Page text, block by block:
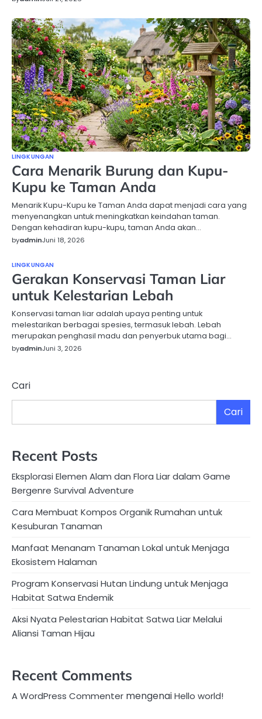
LINGKUNGAN
Cara Menarik Burung dan Kupu-
Kupu ke Taman Anda
Menarik Kupu-Kupu ke Taman Anda dapat menjadi cara yang
menyenangkan untuk meningkatkan keindahan taman.
Dengan kehadiran kupu-kupu, taman Anda akan…
byadminJuni 18, 2026
LINGKUNGAN
Gerakan Konservasi Taman Liar
untuk Kelestarian Lebah
Konservasi taman liar adalah upaya penting untuk
melestarikan berbagai spesies, termasuk lebah. Lebah
merupakan penghasil madu dan penyerbuk utama bagi…
byadminJuni 3, 2026
Cari
Cari
Recent Posts
Eksplorasi Elemen Alam dan Flora Liar dalam Game
Bergenre Survival Adventure
Cara Membuat Kompos Organik Rumahan untuk
Kesuburan Tanaman
Manfaat Menanam Tanaman Lokal untuk Menjaga
Ekosistem Halaman
Program Konservasi Hutan Lindung untuk Menjaga
Habitat Satwa Endemik
Aksi Nyata Pelestarian Habitat Satwa Liar Melalui
Aliansi Taman Hijau
Recent Comments
A WordPress Commenter mengenaiHello world!